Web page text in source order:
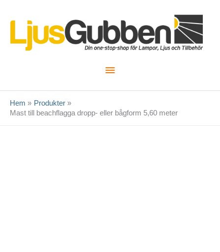
Huvudmeny
Hem
Produkter
Mast till beachflagga dropp- eller bågform 5,60 meter